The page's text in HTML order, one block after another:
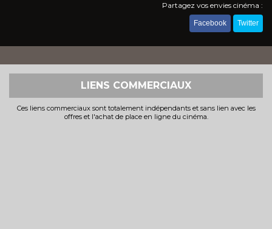
Partagez vos envies cinéma :
Facebook Twitter
LIENS COMMERCIAUX
Ces liens commerciaux sont totalement indépendants et sans lien avec les
offres et l'achat de place en ligne du cinéma.